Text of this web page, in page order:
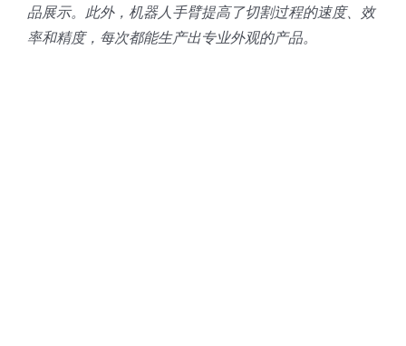
品展示。此外，机器人手臂提高了切割过程的速度、效
率和精度，每次都能生产出专业外观的产品。